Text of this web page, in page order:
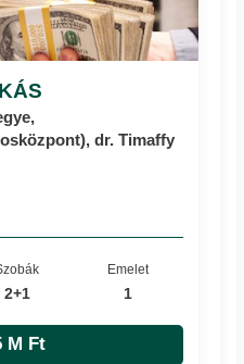
dr. Timaffy
2+1
Emelet
1
M Ft